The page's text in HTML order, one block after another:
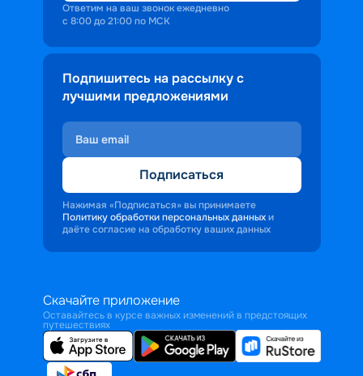
Ответим на ваш звонок ежедневно
с 8:00 до 21:00 по МСК
Подпишитесь на рассылку с
лучшими предложениями
Подписаться
Нажимая «Подписаться» вы принимаете
Политику обработки персональных данных и
даёте согласие на обработку ваших данных
Скачайте приложение
Оставайтесь в курсе важных изменений в предстоящих
путешествиях